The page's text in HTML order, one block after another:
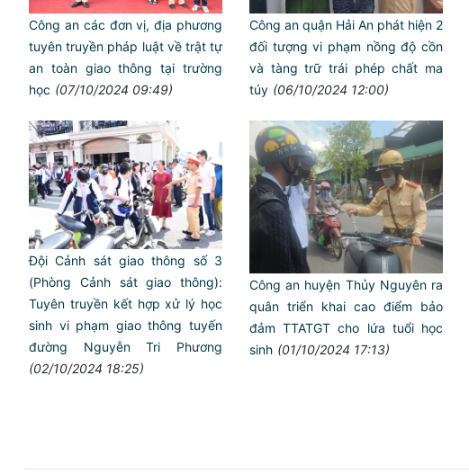
Công an các đơn vị, địa phương
tuyên truyền pháp luật về trật tự
an toàn giao thông tại trường
học (07/10/2024 09:49)
Công an quận Hải An phát hiện 2
đối tượng vi phạm nồng độ cồn
và tàng trữ trái phép chất ma
túy (06/10/2024 12:00)
Đội Cảnh sát giao thông số 3
(Phòng Cảnh sát giao thông):
Tuyên truyền kết hợp xử lý học
sinh vi phạm giao thông tuyến
đường Nguyễn Tri Phương
(02/10/2024 18:25)
Công an huyện Thủy Nguyên ra
quân triển khai cao điểm bảo
đảm TTATGT cho lứa tuổi học
sinh (01/10/2024 17:13)